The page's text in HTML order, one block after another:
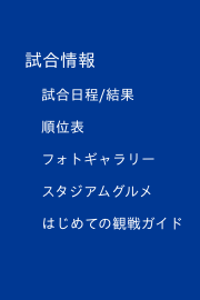
試合情報
試合日程/結果
順位表
フォトギャラリー
スタジアムグルメ
はじめての観戦ガイド